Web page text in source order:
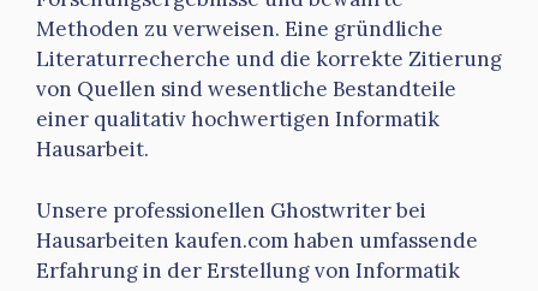
Methoden zu verweisen. Eine gründliche
Literaturrecherche und die korrekte Zitierung
von Quellen sind wesentliche Bestandteile
einer qualitativ hochwertigen Informatik
Hausarbeit.
Unsere professionellen Ghostwriter bei
Hausarbeiten kaufen.com haben umfassende
Erfahrung in der Erstellung von Informatik